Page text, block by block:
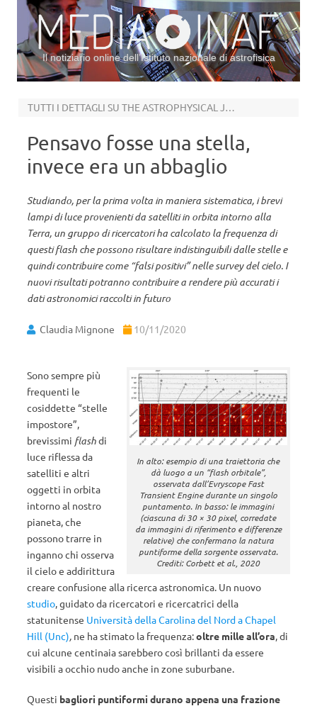
Il notiziario online dell’Istituto nazionale di astrofisica
TUTTI I DETTAGLI SU THE ASTROPHYSICAL JOURNAL LETTERS
Pensavo fosse una stella,
invece era un abbaglio
Studiando, per la prima volta in maniera sistematica, i brevi
lampi di luce provenienti da satelliti in orbita intorno alla
Terra, un gruppo di ricercatori ha calcolato la frequenza di
questi flash che possono risultare indistinguibili dalle stelle e
quindi contribuire come “falsi positivi” nelle survey del cielo. I
nuovi risultati potranno contribuire a rendere più accurati i
dati astronomici raccolti in futuro
Claudia Mignone 10/11/2020
In alto: esempio di una traiettoria che
dà luogo a un “flash orbitale”,
osservata dall’Evryscope Fast
Transient Engine durante un singolo
puntamento. In basso: le immagini
(ciascuna di 30 × 30 pixel, corredate
da immagini di riferimento e differenze
relative) che confermano la natura
puntiforme della sorgente osservata.
Crediti: Corbett et al., 2020
Sono sempre più
frequenti le
cosiddette “stelle
impostore”,
brevissimi flashdi
luce riflessa da
satelliti e altri
oggetti in orbita
intorno al nostro
pianeta, che
possono trarre in
inganno chi osserva
il cielo e addirittura
creare confusione alla ricerca astronomica. Un nuovo
studio, guidato da ricercatori e ricercatrici della
statunitense Università della Carolina del Nord a Chapel
Hill (Unc), ne ha stimato la frequenza:oltre mille all’ora, di
cui alcune centinaia sarebbero così brillanti da essere
visibili a occhio nudo anche in zone suburbane.
Questi bagliori puntiformi durano appena una frazione